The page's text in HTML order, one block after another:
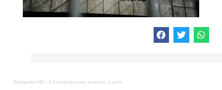
Sindipetro-NF · A Petrobrás está lesando o país